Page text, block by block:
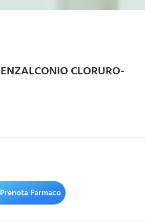
CLORURO-
Prenota Farmaco